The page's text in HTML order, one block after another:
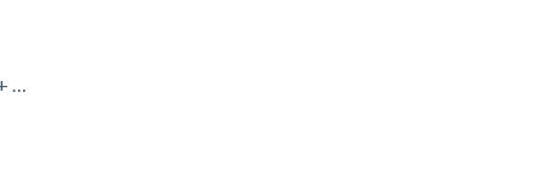
…